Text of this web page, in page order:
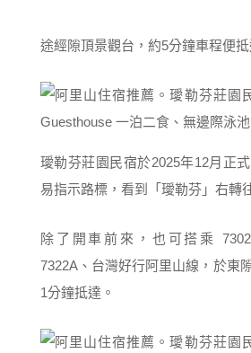
途經隙頂景觀台，約5分鐘車程便抵
璦勒芬莊園民宿於2025年12月正
易指示路標，看到「璦勒芬」右轉
除了開車前來，也可搭乘 7302
7322A、台灣好行阿里山線，於東
1分鐘抵達。